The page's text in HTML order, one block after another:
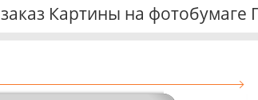
Картины на